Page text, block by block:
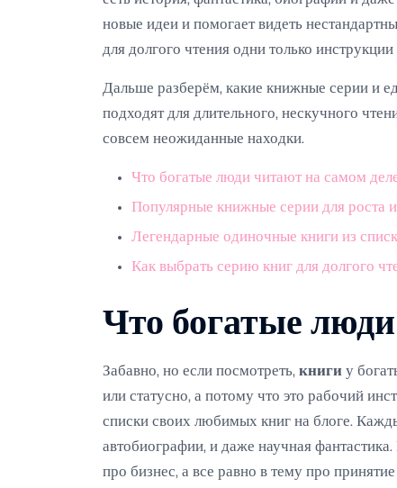
новые идеи и помогает видеть
для долгого чтения одни только
Дальше разберём, какие книжные серии и
подходят для длительного, нескучного
совсем неожиданные находки.
Что богатые люди читают на самом
Популярные книжные серии для роста
Легендарные одиночные книги из
Как выбрать серию книг для долгого
Что богатые
Забавно, но если посмотреть, книги у
или статусно, а потому что это рабочий
списки своих любимых книг на блоге.
автобиографии, и даже научная
про бизнес, а все равно в тему про